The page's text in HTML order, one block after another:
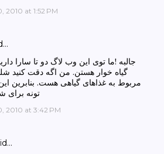
2010 at 1:52 PM
جالبه !ما توی این وب لاگ دو تا سارا
گیاه خوار هستن. من اگه دقت کنید
مربوط به غذاهای گیاهی هست. بنابرین
تونه برای
2010 at 3:42 PM